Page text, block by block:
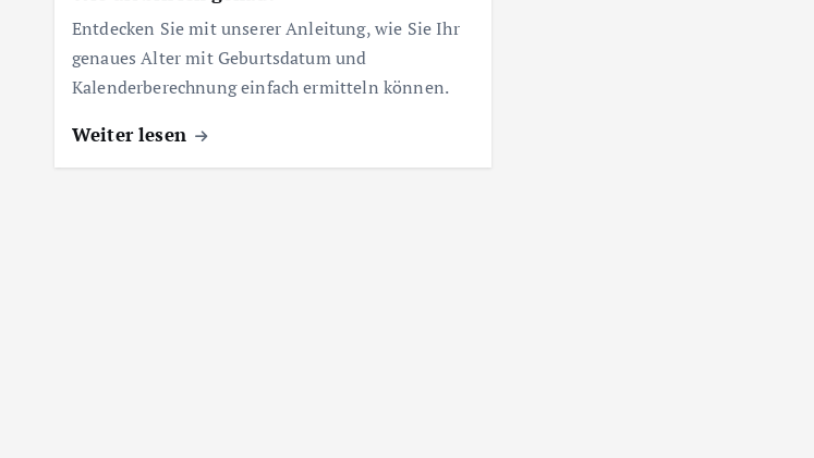
Entdecken Sie mit unserer Anleitung, wie Sie Ihr
genaues Alter mit Geburtsdatum und
Kalenderberechnung einfach ermitteln können.
Weiter lesen